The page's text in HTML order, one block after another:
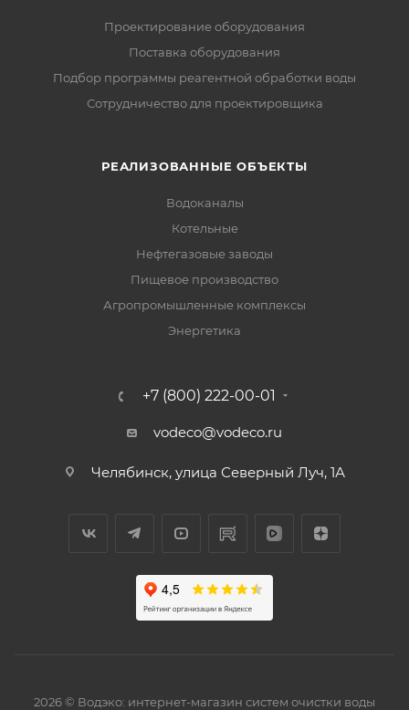
Проектирование оборудования
Поставка оборудования
Подбор программы реагентной обработки воды
Сотрудничество для проектировщика
РЕАЛИЗОВАННЫЕ ОБЪЕКТЫ
Водоканалы
Котельные
Нефтегазовые заводы
Пищевое производство
Агропромышленные комплексы
Энергетика
+7 (800) 222-00-01
vodeco@vodeco.ru
Челябинск, улица Северный Луч, 1А
2026 © Водэко: интернет-магазин систем очистки воды